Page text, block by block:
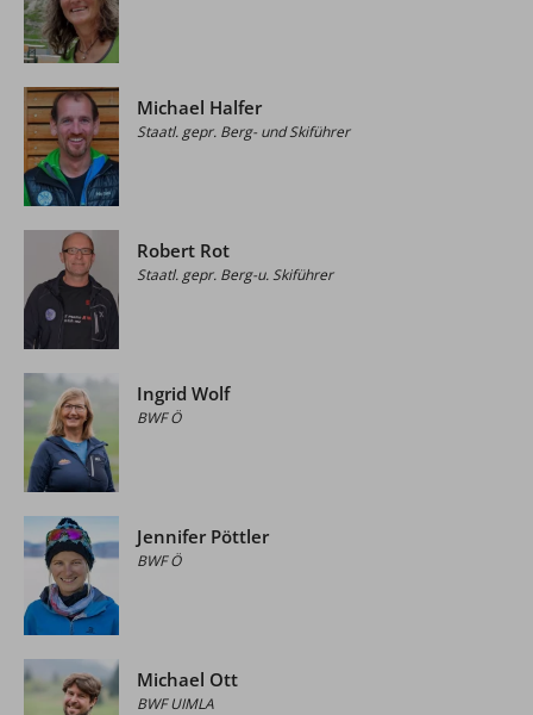
Michael Halfer
Staatl. gepr. Berg- und Skiführer
Robert Rot
Staatl. gepr. Berg-u. Skiführer
Ingrid Wolf
BWF Ö
Jennifer Pöttler
BWF Ö
Michael Ott
BWF UIMLA